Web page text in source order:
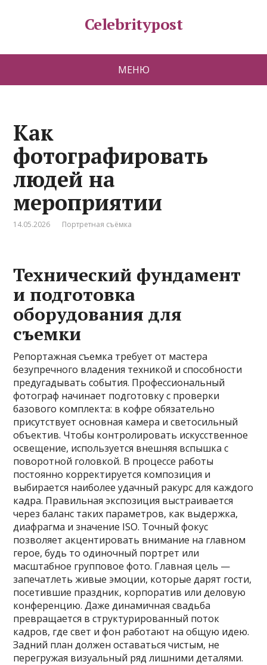
Celebritypost
МЕНЮ
Как
фотографировать
людей на
мероприятии
14.05.2026 Портретная съёмка
Технический фундамент
и подготовка
оборудования для
съемки
Репортажная съемка требует от мастера
безупречного владения техникой и способности
предугадывать события. Профессиональный
фотограф начинает подготовку с проверки
базового комплекта: в кофре обязательно
присутствует основная камера и светосильный
объектив. Чтобы контролировать искусственное
освещение, используется внешняя вспышка с
поворотной головкой. В процессе работы
постоянно корректируется композиция и
выбирается наиболее удачный ракурс для каждого
кадра. Правильная экспозиция выстраивается
через баланс таких параметров, как выдержка,
диафрагма и значение ISO. Точный фокус
позволяет акцентировать внимание на главном
герое, будь то одиночный портрет или
масштабное групповое фото. Главная цель —
запечатлеть живые эмоции, которые дарят гости,
посетившие праздник, корпоратив или деловую
конференцию. Даже динамичная свадьба
превращается в структурированный поток
кадров, где свет и фон работают на общую идею.
Задний план должен оставаться чистым, не
перегружая визуальный ряд лишними деталями.